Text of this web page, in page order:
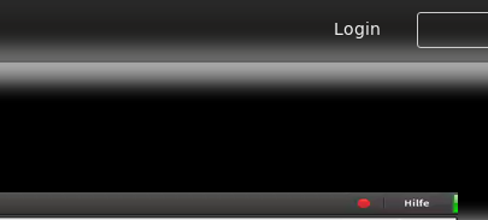
Login